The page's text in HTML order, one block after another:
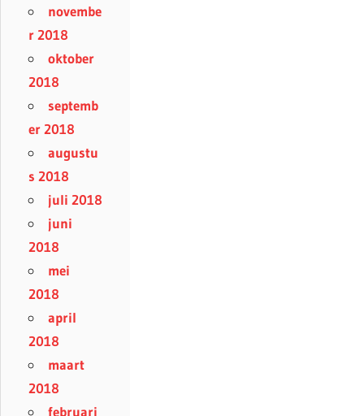
novembe
r 2018
oktober
2018
septemb
er 2018
augustu
s 2018
juli 2018
juni
2018
mei
2018
april
2018
maart
2018
februari